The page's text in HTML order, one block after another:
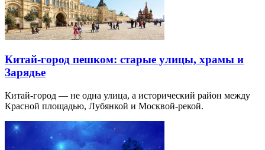
Китай-город пешком: старые улицы, храмы и
Зарядье
Китай-город — не одна улица, а исторический район между
Красной площадью, Лубянкой и Москвой-рекой.